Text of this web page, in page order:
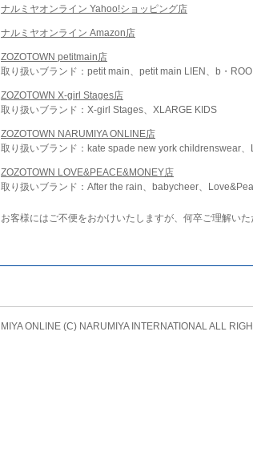
ナルミヤオンライン Yahoo!ショッピング店
ナルミヤオンライン Amazon店
ZOZOTOWN petitmain店
取り扱いブランド：petit main、petit main LIEN、b・
ZOZOTOWN X-girl Stages店
取り扱いブランド：X-girl Stages、XLARGE KIDS
ZOZOTOWN NARUMIYA ONLINE店
取り扱いブランド：kate spade new york childrenswear
ZOZOTOWN LOVE&PEACE&MONEY店
取り扱いブランド：After the rain、babycheer、
お客様にはご不便をおかけいたしますが、何卒ご理解いた